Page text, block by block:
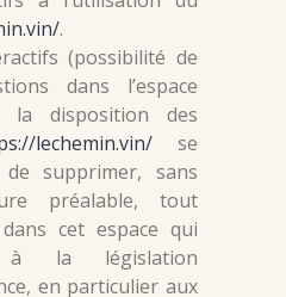
.
(possibilité de
dans l’espace
disposition des
lechemin.vin/ se
supprimer, sans
préalable, tout
cet espace qui
à la législation
en particulier aux